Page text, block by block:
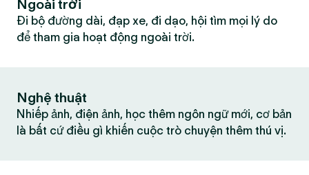
Ngoài trời
Đi bộ đường dài, đạp xe, đi dạo, hội tìm mọi lý do
để tham gia hoạt động ngoài trời.
Nghệ thuật
Nhiếp ảnh, điện ảnh, học thêm ngôn ngữ mới, cơ bản
là bất cứ điều gì khiến cuộc trò chuyện thêm thú vị.